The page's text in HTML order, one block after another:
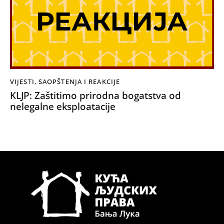
VIJESTI, SAOPŠTENJA I REAKCIJE
KLJP: Zaštitimo prirodna bogatstva od
nelegalne eksploatacije